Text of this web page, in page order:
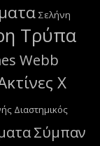
Σελήνη
Τρύπα
Webb
Χ
Διαστημικός
Σύμπαν